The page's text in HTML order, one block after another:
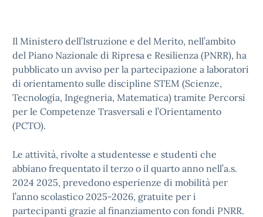
Il Ministero dell’Istruzione e del Merito, nell’ambito
del Piano Nazionale di Ripresa e Resilienza (PNRR), ha
pubblicato un avviso per la partecipazione a laboratori
di orientamento sulle discipline STEM (Scienze,
Tecnologia, Ingegneria, Matematica) tramite Percorsi
per le Competenze Trasversali e l’Orientamento
(PCTO).
Le attività, rivolte a studentesse e studenti che
abbiano frequentato il terzo o il quarto anno nell’a.s.
2024 2025, prevedono esperienze di mobilità per
l’anno scolastico 2025-2026, gratuite per i
partecipanti grazie al finanziamento con fondi PNRR.